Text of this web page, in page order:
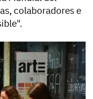
colaboradores e